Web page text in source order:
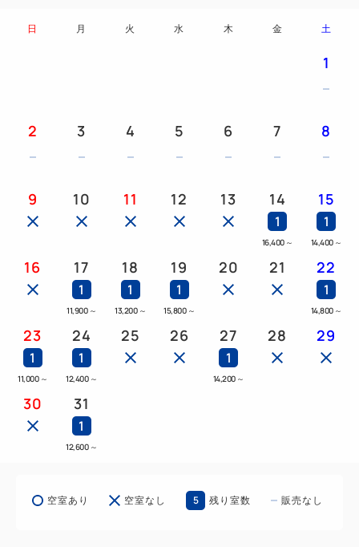
日 月 火 水 木 金 土
1
2 3 4 5 6 7 8
9 10 11 12 13 14
1
16,400 ～
15
1
14,400 ～
16 17
1
11,900 ～
18
1
13,200 ～
19
1
15,800 ～
20 21 22
1
14,800 ～
23
1
11,000 ～
24
1
12,400 ～
25 26 27
1
14,200 ～
28 29
30 31
1
12,600 ～
空室あり 空室なし 5 残り室数 販売なし